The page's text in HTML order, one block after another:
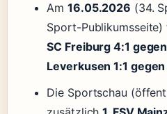
Am16.05.2026 (34.
Sport-Publikumsseite)
SC Freiburg 4:1
Leverkusen 1:1 gegen
Die Sportschau